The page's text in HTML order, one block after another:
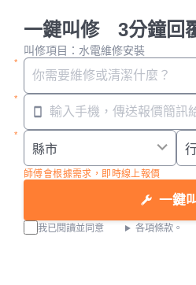
一鍵叫修 3分鐘回
叫修項目：水電維修安裝
師傅會根據需求，即時線上報價
一鍵
我已閱讀並同意 各項條款。